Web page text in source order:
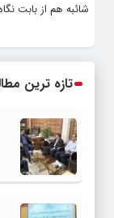
شائبه هم از بابت
تازه ترین